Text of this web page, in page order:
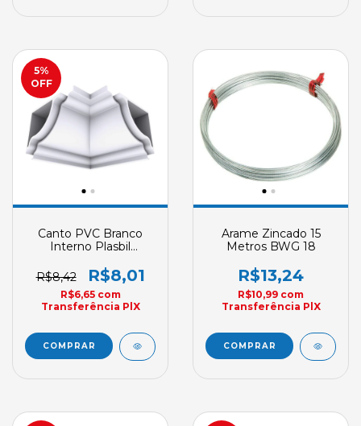
5%
OFF
Canto PVC Branco
Interno Plasbil
Premium Encaixe
R$8,42 R$8,01
R$6,65 com
Transferência PlX
Arame Zincado 15
Metros BWG 18
R$13,24
R$10,99 com
Transferência PlX